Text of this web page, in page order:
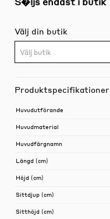
Välj din butik
Välj butik
Produktspecifikationer
Huvudutförande
Huvudmaterial
Huvudfärgnamn
Längd (cm)
Höjd (cm)
Sittdjup (cm)
Sitthöjd (cm)